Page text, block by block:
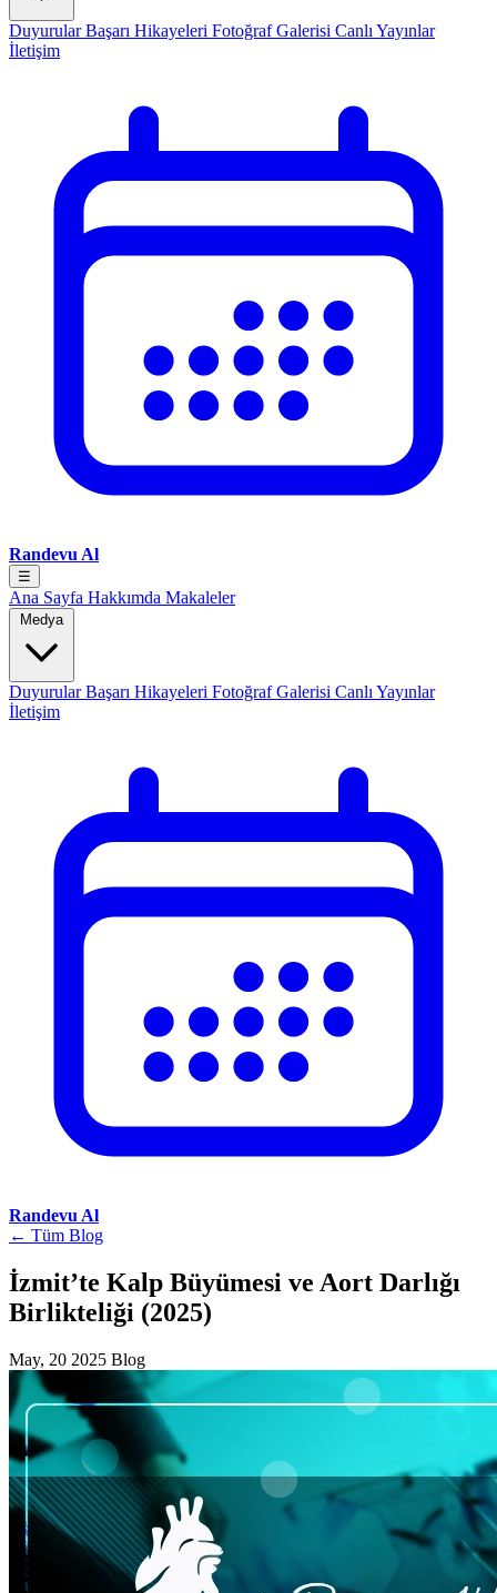
DuyurularBaşarı Hikayeleri Fotoğraf Galerisi Canlı Yayınlar
İletişim
Randevu Al
☰
Ana Sayfa Hakkımda Makaleler
Medya
DuyurularBaşarı Hikayeleri Fotoğraf Galerisi Canlı Yayınlar
İletişim
Randevu Al
← Tüm Blog
İzmit’te Kalp Büyümesi ve Aort Darlığı
Birlikteliği (2025)
May, 20 2025 Blog